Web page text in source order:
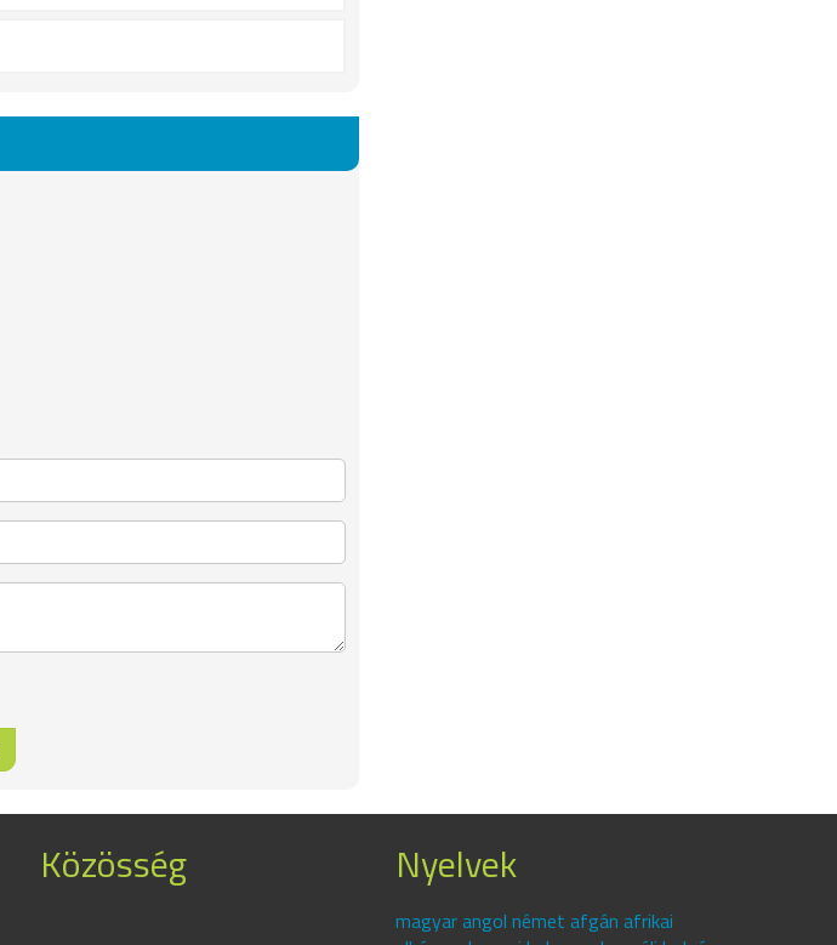
Közösség Nyelvek
magyar angol német afgán afrikai